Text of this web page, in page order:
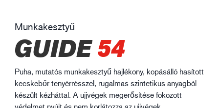
Munkakesztyű
GUIDE54
Puha, mutatós munkakesztyű hajlékony, kopásálló hasított
kecskebőr tenyérrésszel, rugalmas szintetikus anyagból
készült kézháttal. A ujjvégek megerősítése fokozott